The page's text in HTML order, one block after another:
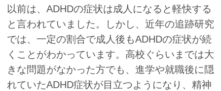
以前は、ADHDの症状は成人になると軽快する
と言われていました。しかし、近年の追跡研究
では、一定の割合で成人後もADHDの症状が続
くことがわかっています。高校ぐらいまでは大
きな問題がなかった方でも、進学や就職後に隠
れていたADHD症状が目立つようになり、精神